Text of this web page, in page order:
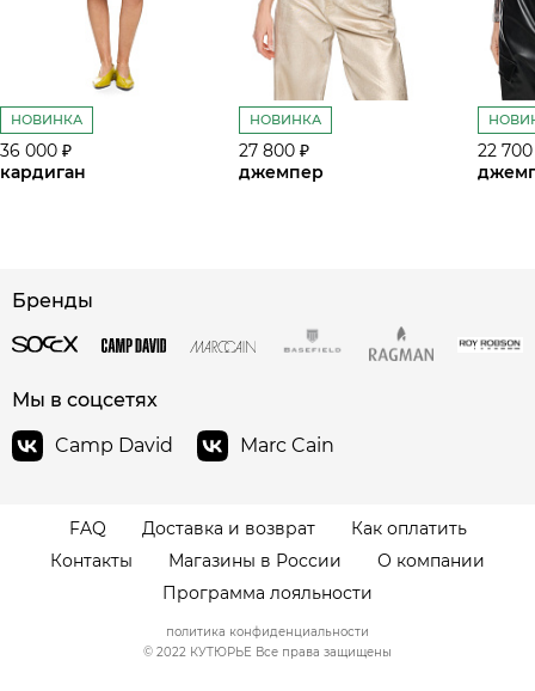
НОВИНКА
36 000 ₽
кардиган
НОВИНКА
27 800 ₽
джемпер
22
Бренды
Мы в соцсетях
Camp David
Marc Cain
FAQ Доставка и возврат
Как оплатить
Контакты
Магазины в России
О компании
Программа лояльности
© 2022 КУТЮРЬЕ Все права защищены
политика конфиденциальности